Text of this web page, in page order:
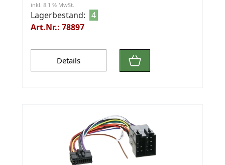
inkl. 8.1 % MwSt.
Lagerbestand: 4
Art.Nr.: 78897
Details